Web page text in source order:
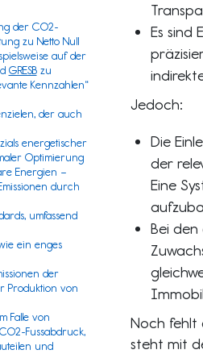
der CO2-
zu Netto Null
auf der
GRESBzu
Kennzahlen“
der auch
energetischer
Optimierung
Energien –
durch
umfassend
ein enges
der
Produktion von
Falle von
Fussabdruck,
und
Es sind
Jedoch:
Die
der
Eine
Bei
Noch fehlt
steht mit